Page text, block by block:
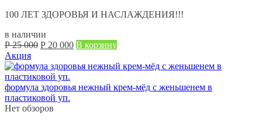
100 ЛЕТ ЗДОРОВЬЯ И НАСЛАЖДЕНИЯ!!!
в наличии
Р 25 000 Первоначальная
составляла
Р
25 000.
Р 20 000Текущая
Р
В корзину
Акция
формула здоровья нежный крем-мёд с женьшенем в
пластиковой уп.
Нет обзоров